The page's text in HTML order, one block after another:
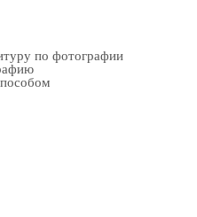
по фотографии